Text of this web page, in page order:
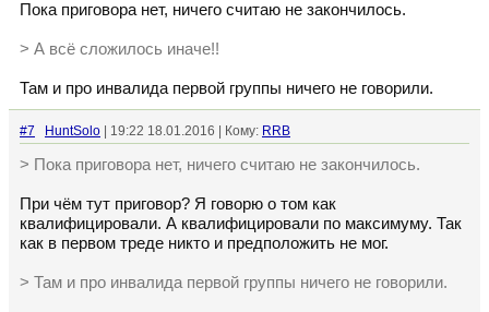
Пока приговора нет, ничего считаю не закончилось.
> А всё сложилось иначе!!
Там и про инвалида первой группы ничего не говорили.
#7 HuntSolo | 19:22 18.01.2016 | Кому: RRB
> Пока приговора нет, ничего считаю не закончилось.
При чём тут приговор? Я говорю о том как
квалифицировали. А квалифицировали по максимуму. Так
как в первом треде никто и предположить не мог.
> Там и про инвалида первой группы ничего не говорили.